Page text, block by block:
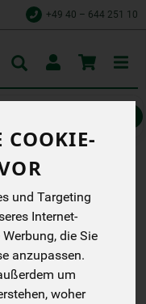
COOKIE-
und Targeting
Internet-
die Sie
anzupassen.
um
woher
+49 40 – 644 251 10
Reis gepufft ideal
vom
Toggle
cart